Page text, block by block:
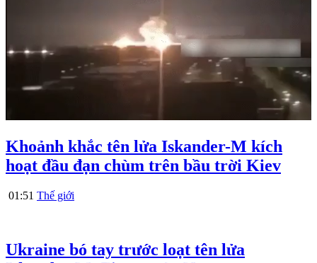
Khoảnh khắc tên lửa Iskander-M kích
hoạt đầu đạn chùm trên bầu trời Kiev
01:51 Thế giới
Ukraine bó tay trước loạt tên lửa